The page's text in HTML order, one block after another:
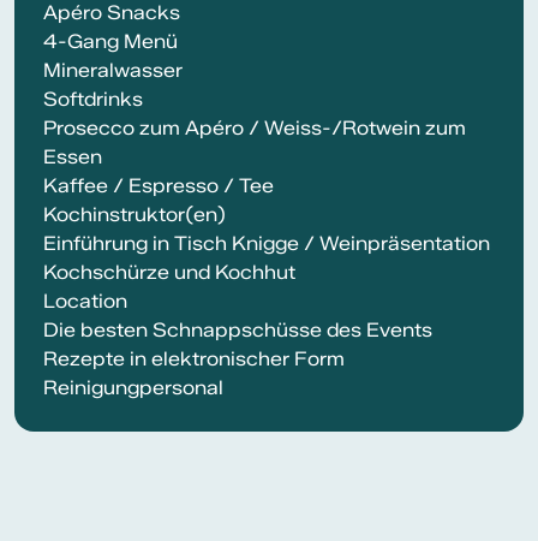
Apéro Snacks
4-Gang Menü
Mineralwasser
Softdrinks
Prosecco zum Apéro / Weiss-/Rotwein zum
Essen
Kaffee / Espresso / Tee
Kochinstruktor(en)
Einführung in Tisch Knigge / Weinpräsentation
Kochschürze und Kochhut
Location
Die besten Schnappschüsse des Events
Rezepte in elektronischer Form
Reinigungpersonal